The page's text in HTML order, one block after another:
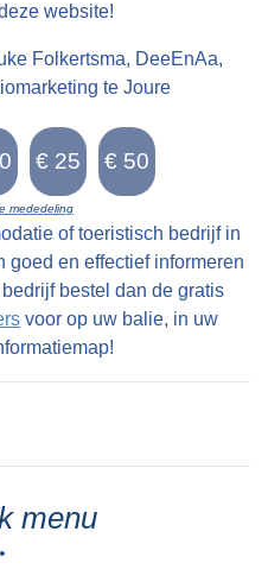
website!
Folkertsma, DeeEnAa,
te Joure
mededeling
of toeristisch bedrijf in
goed en effectief informeren
bestel dan de gratis
voor op uw balie, in uw
menu
•